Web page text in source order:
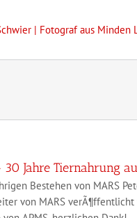
30 Jahre Tiernahrung
Bestehen von MARS
von MARS verÃ¶ffentlicht